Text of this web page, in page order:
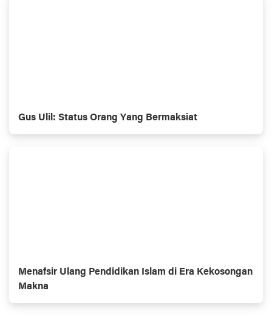
Gus Ulil: Status Orang Yang Bermaksiat
Menafsir Ulang Pendidikan Islam di Era Kekosongan
Makna